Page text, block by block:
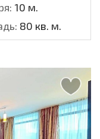
10 м.
80 кв. м.